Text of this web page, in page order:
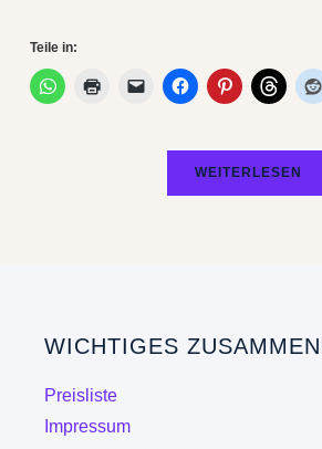
Teile in:
WEITERLESEN
WICHTIGES
Preisliste
Impressum